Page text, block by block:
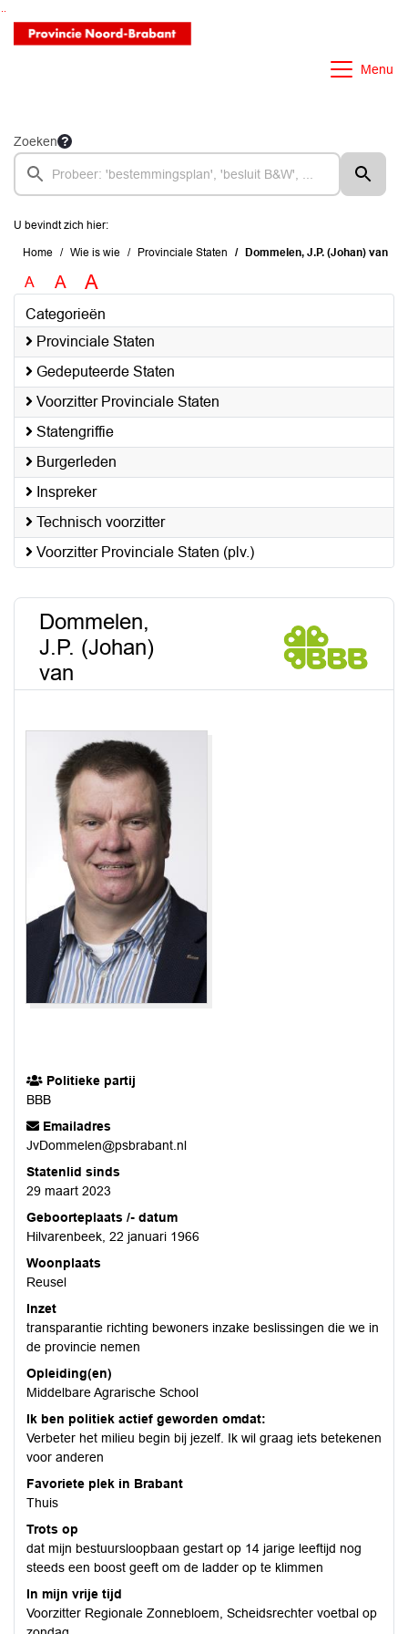
Ga naar de inhoud van deze pagina
Ga naar het zoeken
Ga naar het menu
Menu
Zoeken
U bevindt zich hier:
Home Wie is wie Provinciale Staten Dommelen, J.P. (Johan) van
A A A
Categorieën
Provinciale Staten
Gedeputeerde Staten
Voorzitter Provinciale Staten
Statengriffie
Burgerleden
Inspreker
Technisch voorzitter
Voorzitter Provinciale Staten (plv.)
Dommelen,
J.P. (Johan)
van
Politieke partij
BBB
Emailadres
JvDommelen@psbrabant.nl
Statenlid sinds
29 maart 2023
Geboorteplaats /- datum
Hilvarenbeek, 22 januari 1966
Woonplaats
Reusel
Inzet
transparantie richting bewoners inzake beslissingen die we in
de provincie nemen
Opleiding(en)
Middelbare Agrarische School
Ik ben politiek actief geworden omdat:
Verbeter het milieu begin bij jezelf. Ik wil graag iets betekenen
voor anderen
Favoriete plek in Brabant
Thuis
Trots op
dat mijn bestuursloopbaan gestart op 14 jarige leeftijd nog
steeds een boost geeft om de ladder op te klimmen
In mijn vrije tijd
Voorzitter Regionale Zonnebloem, Scheidsrechter voetbal op